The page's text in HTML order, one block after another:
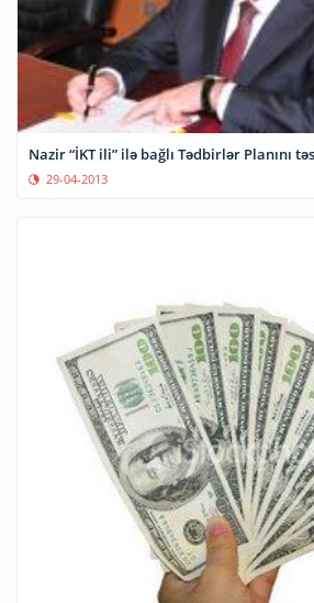
Nazir “İKT ili” ilə bağlı Tədbirlər Planını
29-04-2013